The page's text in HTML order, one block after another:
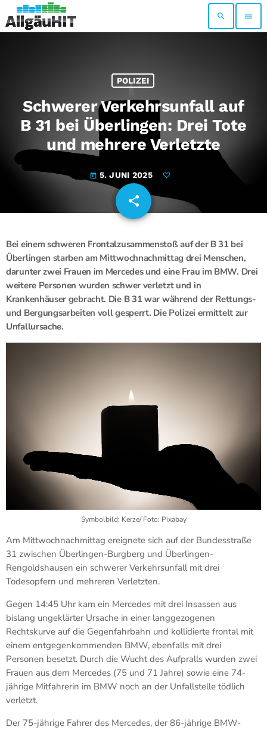
search menu
POLIZEI
Schwerer Verkehrsunfall auf
B 31 bei Überlingen: Drei Tote
und mehrere Verletzte
today 5. JUNI 2025
share
email
Bei einem schweren Frontalzusammenstoß auf der B 31 bei
Überlingen starben am Mittwochnachmittag drei Menschen,
darunter zwei Frauen im Mercedes und eine Frau im BMW. Drei
weitere Personen wurden schwer verletzt und in
Krankenhäuser gebracht. Die B 31 war während der Rettungs-
und Bergungsarbeiten voll gesperrt. Die Polizei ermittelt zur
Unfallursache.
Symbolbild: Kerze/ Foto: Pixabay
Am Mittwochnachmittag ereignete sich auf der Bundesstraße
31 zwischen Überlingen-Burgberg und Überlingen-
Rengoldshausen ein schwerer Verkehrsunfall mit drei
Todesopfern und mehreren Verletzten.
Gegen 14:45 Uhr kam ein Mercedes mit drei Insassen aus
bislang ungeklärter Ursache in einer langgezogenen
Rechtskurve auf die Gegenfahrbahn und kollidierte frontal mit
einem entgegenkommenden BMW, ebenfalls mit drei
Personen besetzt. Durch die Wucht des Aufpralls wurden zwei
Frauen aus dem Mercedes (75 und 71 Jahre) sowie eine 74-
jährige Mitfahrerin im BMW noch an der Unfallstelle tödlich
verletzt.
Der 75-jährige Fahrer des Mercedes, der 86-jährige BMW-